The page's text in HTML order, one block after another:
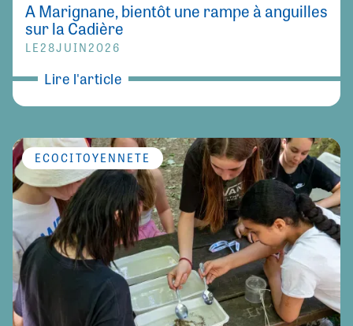
À Marignane, bientôt une rampe à anguilles
sur la Cadière
LE28JUIN 2026
Lire l'article
ÉCOCITOYENNETÉ